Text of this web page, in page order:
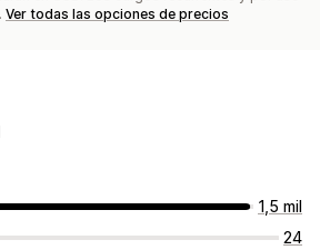
Ver todas las opciones de precios
1,5 mil
24